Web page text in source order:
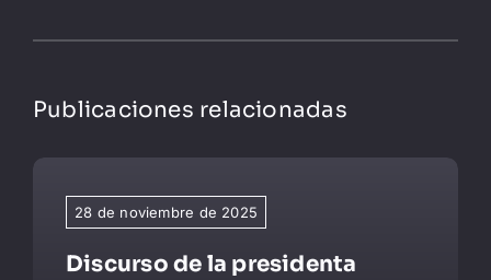
Publicaciones relacionadas
28 de noviembre de 2025
Discurso de la presidenta